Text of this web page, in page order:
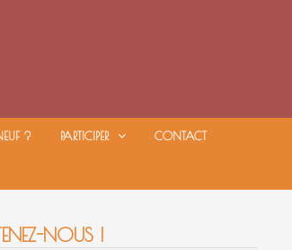
? PARTICIPER CONTACT
NOUS !